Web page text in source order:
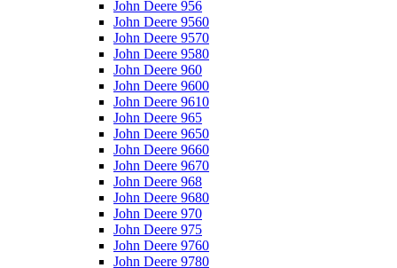
John Deere 956
John Deere 9560
John Deere 9570
John Deere 9580
John Deere 960
John Deere 9600
John Deere 9610
John Deere 965
John Deere 9650
John Deere 9660
John Deere 9670
John Deere 968
John Deere 9680
John Deere 970
John Deere 975
John Deere 9760
John Deere 9780